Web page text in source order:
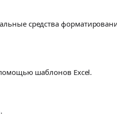
средства
шаблонов Excel.